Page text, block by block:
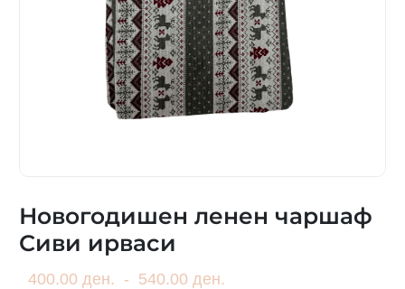
Новогодишен ленен чаршаф
Сиви ирваси
400.00 ден. - 540.00 ден.